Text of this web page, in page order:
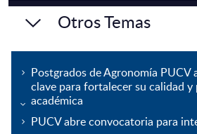
Otros Temas
Postgrados de Agronomía PUCV
clave para fortalecer su calidad y
académica
PUCV abre convocatoria para